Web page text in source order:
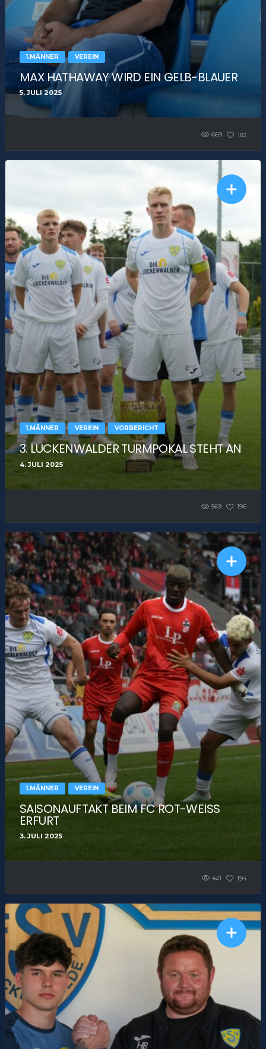
1.MÄNNER VEREIN
MAX HATHAWAY WIRD EIN GELB-BLAUER
5. JULI 2025
669 183
1.MÄNNER VEREIN VORBERICHT
3. LUCKENWALDER TURMPOKAL STEHT AN
4. JULI 2025
569 196
1.MÄNNER VEREIN
SAISONAUFTAKT BEIM FC ROT-WEISS E
RFURT
3. JULI 2025
421 194